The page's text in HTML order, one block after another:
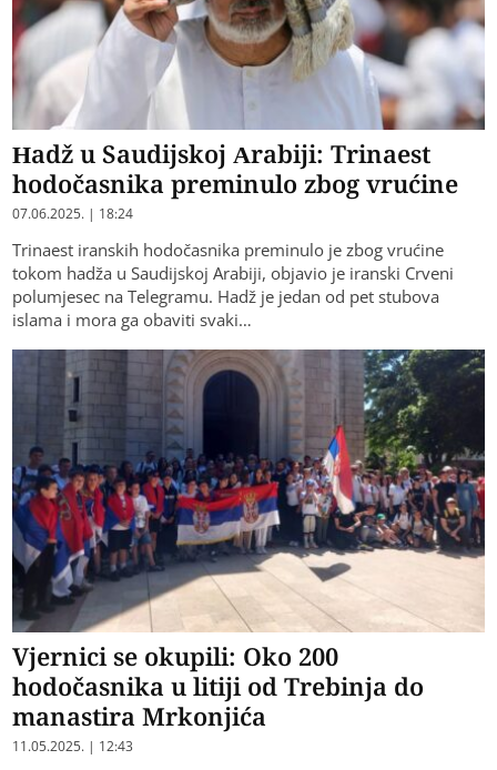
Hadž u Saudijskoj Arabiji: Trinaest
hodočasnika preminulo zbog vrućine
07.06.2025. | 18:24
Trinaest iranskih hodočasnika preminulo je zbog vrućine
tokom hadža u Saudijskoj Arabiji, objavio je iranski Crveni
polumjesec na Telegramu. Hadž je jedan od pet stubova
islama i mora ga obaviti svaki…
Vjernici se okupili: Oko 200
hodočasnika u litiji od Trebinja do
manastira Mrkonjića
11.05.2025. | 12:43